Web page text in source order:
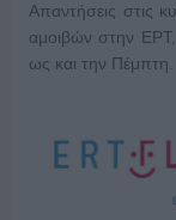
Απαντήσεις στις
αμοιβών στην ΕΡΤ,
ως και την Πέμπτη.